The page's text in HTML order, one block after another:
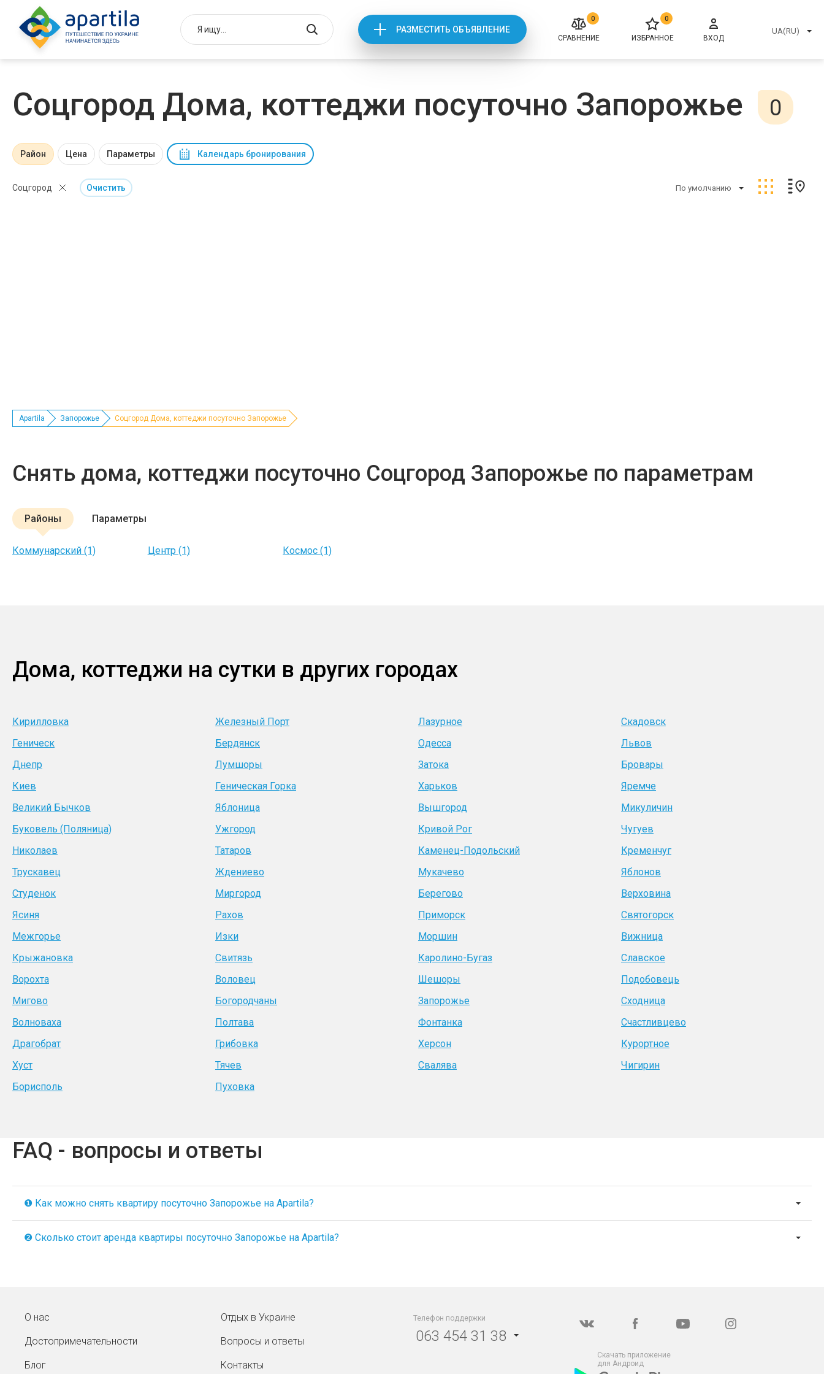
РАЗМЕСТИТЬ ОБЪЯВЛЕНИЕ
0
СРАВНЕНИЕ
0
ИЗБРАННОЕ ВХОД
UA(RU)
Соцгород Дома, коттеджи посуточно Запорожье 0
Район Цена Параметры Календарь бронирования
Соцгород Очистить По умолчанию
Apartila Запорожье Соцгород Дома, коттеджи посуточно Запорожье
Снять дома, коттеджи посуточно Соцгород Запорожье по параметрам
Районы Параметры
Коммунарский (1) Центр (1) Космос (1)
Дома, коттеджи на сутки в других городах
Кирилловка Железный Порт Лазурное
Скадовск
Геническ
Бердянск Одесса
Львов
Днепр
Лумшоры Затока
Бровары
Киев
Геническая Горка Харьков
Яремче
Великий Бычков
Яблоница Вышгород
Микуличин
Буковель (Поляница)
Ужгород Кривой Рог
Чугуев
Николаев
Татаров Каменец-Подольский
Кременчуг
Трускавец
Ждениево Мукачево
Яблонов
Студенок
Миргород Берегово
Верховина
Ясиня
Рахов Приморск
Святогорск
Межгорье
Изки Моршин
Вижница
Крыжановка
Свитязь Каролино-Бугаз
Славское
Ворохта
Воловец Шешоры
Подобовець
Мигово
Богородчаны Запорожье
Сходница
Волноваха
Полтава Фонтанка
Счастливцево
Драгобрат
Грибовка Херсон
Курортное
Хуст
Тячев Свалява
Чигирин
Борисполь
Пуховка
FAQ - вопросы и ответы
❶ Как можно снять квартиру посуточно Запорожье на Apartila?
❷ Сколько стоит аренда квартиры посуточно Запорожье на Apartila?
О нас
Достопримечательности
Блог
Отдых в Украине
Вопросы и ответы
Контакты
Телефон поддержки
063 454 31 38
Скачать приложение
для Андроид